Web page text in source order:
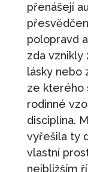
přenášejí
polopravd
zda vznikly
lásky nebo
ze kterého
rodinné
disciplína.
vyřešila ty
vlastní
nejbližším